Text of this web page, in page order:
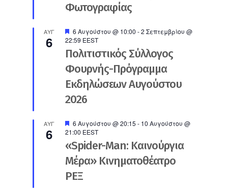
Φωτογραφίας
ΑΥΓ
6
Προτεινόμενο
6 Αυγούστου @ 10:00 -2 Σεπτεμβρίου @
22:59 EEST
Πολιτιστικός Σύλλογος
Φουρνής-Πρόγραμμα
Εκδηλώσεων Αυγούστου
2026
ΑΥΓ
6
Προτεινόμενο
6 Αυγούστου @ 20:15 - 10 Αυγούστου @
21:00 EEST
«Spider-Man: Καινούργια
Μέρα» Κινηματοθέατρο
ΡΕΞ